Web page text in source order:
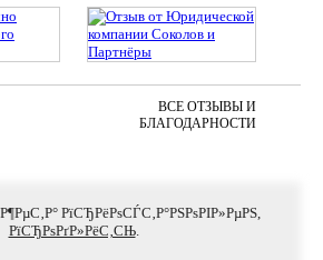
ВСЕ ОТЗЫВЫ И
БЛАГОДАРНОСТИ
РїСЂРёРѕСЃС‚Р°РЅРѕРІР»РµРЅ,
РїСЂРѕРґР»РёС‚СЊ.